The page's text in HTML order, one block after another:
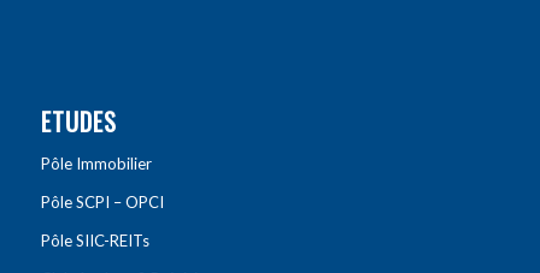
ETUDES
Pôle Immobilier
Pôle SCPI – OPCI
Pôle SIIC-REITs